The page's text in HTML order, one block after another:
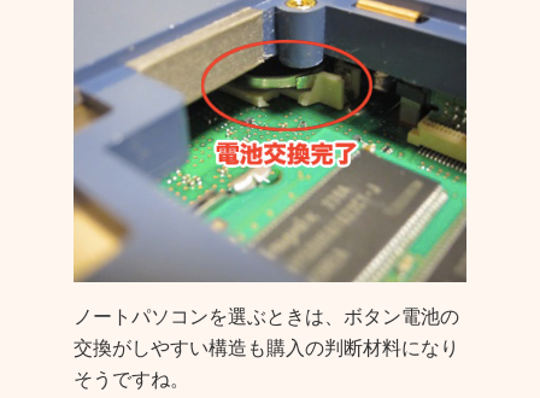
ノートパソコンを選ぶときは、ボタン電池の
交換がしやすい構造も購入の判断材料になり
そうですね。